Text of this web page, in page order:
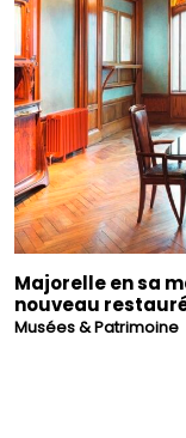
Majorelle en sa
nouveau
Musées & Patrimoine